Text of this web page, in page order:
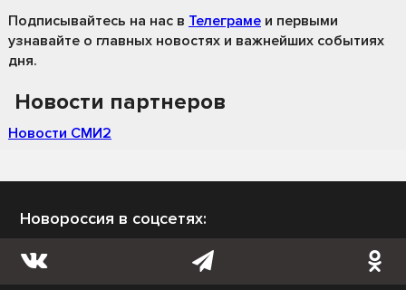
Подписывайтесь на нас в Телеграме и первыми
узнавайте о главных новостях и важнейших событиях
дня.
Новости партнеров
Новости СМИ2
Новороссия в соцсетях: